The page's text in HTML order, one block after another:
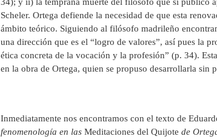
Scheler. Ortega defiende la necesidad de que esta
ámbito teórico. Siguiendo al filósofo madrileño
una dirección que es el “logro de valores”, así pues la
ética concreta de la vocación y la profesión” (p. 34).
en la obra de Ortega, quien se propuso desarrollarla sin
Inmediatamente nos encontramos con el texto de
fenomenología en las Meditaciones del Quijote de